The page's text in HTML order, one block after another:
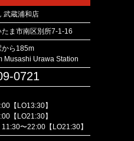
武蔵浦和店
ま市南区別所7-1-16
から185m
Musashi Urawa Station
0721
【LO13:30】
【LO21:30】
11:30〜22:00【LO21:30】